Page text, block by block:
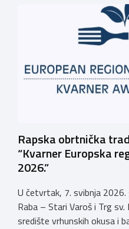
u Gospiću i prerasla je u
kulturnu i etno
županije. Organizator
Rapska obrtnička
“Kvarner Europska
2026.”
U četvrtak, 7. svibnja
Raba – Stari Varoš i Trg
središte vrhunskih okusa i